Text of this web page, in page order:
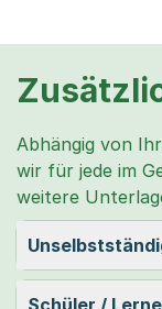
Abhängig von
wir für jede im
weitere
Schüler /